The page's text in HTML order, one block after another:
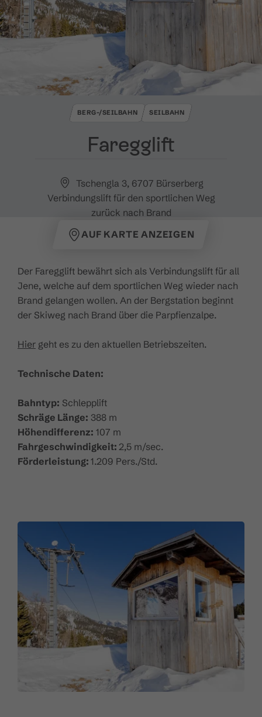
Faregglift
BERG-/SEILBAHN SEILBAHN
Tschengla 3, 6707 Bürserberg
Verbindungslift für den sportlichen Weg
zurück nach Brand
AUF KARTE ANZEIGEN
Der Faregglift bewährt sich als Verbindungslift für all
Jene, welche auf dem sportlichen Weg wieder nach
Brand gelangen wollen. An der Bergstation beginnt
der Skiweg nach Brand über die Parpfienzalpe.
Hier geht es zu den aktuellen Betriebszeiten.
Technische Daten:
Bahntyp: Schlepplift
Schräge Länge: 388 m
Höhendifferenz: 107 m
Fahrgeschwindigkeit: 2,5 m/sec.
Förderleistung: 1.209 Pers./Std.